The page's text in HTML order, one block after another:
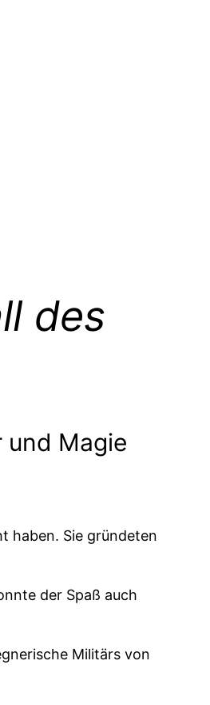
des
und Magie
haben. Sie gründeten
der Spaß auch
Militärs von